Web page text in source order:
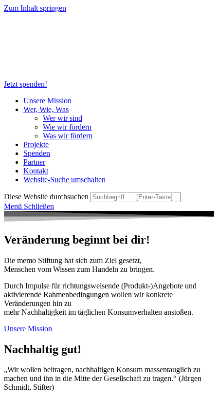
Zum Inhalt springen
Jetzt spenden!
Unsere Mission
Wer, Wie, Was
Wer wir sind
Wie wir fördern
Was wir fördern
Projekte
Spenden
Partner
Kontakt
Website-Suche umschalten
Diese Website durchsuchen
Menü Schließen
Veränderung beginnt bei dir!
Die memo Stiftung hat sich zum Ziel gesetzt,
Menschen vom Wissen zum Handeln zu bringen.
Durch Impulse für richtungsweisende (Produkt-)Angebote und
aktivierende Rahmenbedingungen wollen wir konkrete
Veränderungen hin zu
mehr Nachhaltigkeit im täglichen Konsumverhalten anstoßen.
Unsere Mission
Nachhaltig gut!
„Wir wollen beitragen, nachhaltigen Konsum massentauglich zu
machen und ihn in die Mitte der Gesellschaft zu tragen.“ (Jürgen
Schmidt, Stifter)